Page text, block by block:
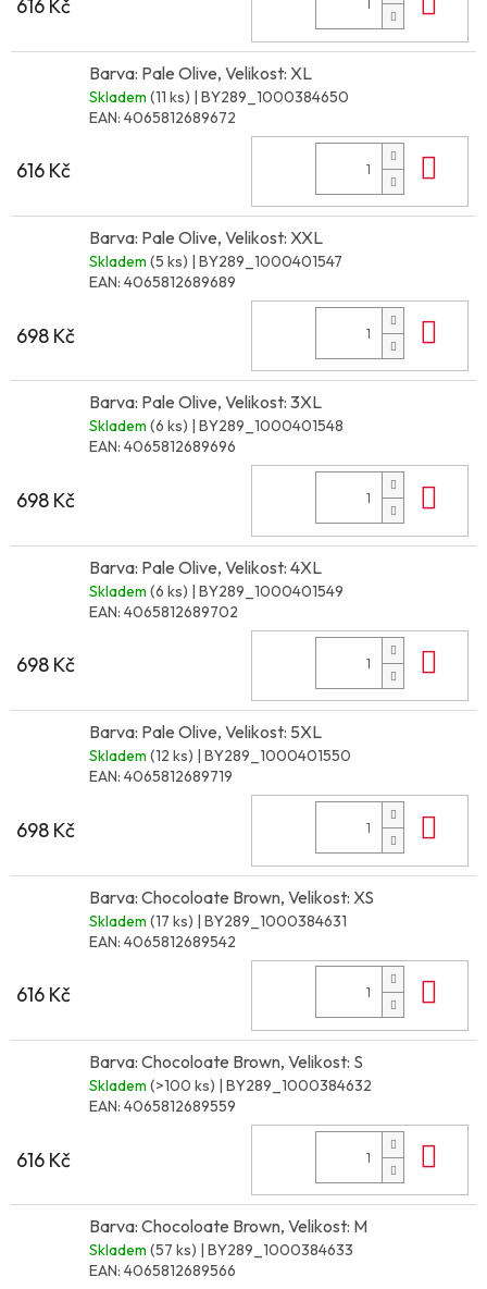
616 Kč
Barva: Pale Olive, Velikost: XL
Skladem (11 ks) | BY289_1000384650
EAN: 4065812689672
616 Kč
Barva: Pale Olive, Velikost: XXL
Skladem (5 ks) | BY289_1000401547
EAN: 4065812689689
698 Kč
Barva: Pale Olive, Velikost: 3XL
Skladem (6 ks) | BY289_1000401548
EAN: 4065812689696
698 Kč
Barva: Pale Olive, Velikost: 4XL
Skladem (6 ks) | BY289_1000401549
EAN: 4065812689702
698 Kč
Barva: Pale Olive, Velikost: 5XL
Skladem (12 ks) | BY289_1000401550
EAN: 4065812689719
698 Kč
Barva: Chocoloate Brown, Velikost: XS
Skladem (17 ks) | BY289_1000384631
EAN: 4065812689542
616 Kč
Barva: Chocoloate Brown, Velikost: S
Skladem (>100 ks) | BY289_1000384632
EAN: 4065812689559
616 Kč
Barva: Chocoloate Brown, Velikost: M
Skladem (57 ks) | BY289_1000384633
EAN: 4065812689566